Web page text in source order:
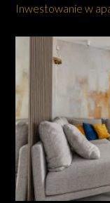
Inwestowanie w